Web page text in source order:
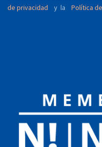
de privacidad
y la Política